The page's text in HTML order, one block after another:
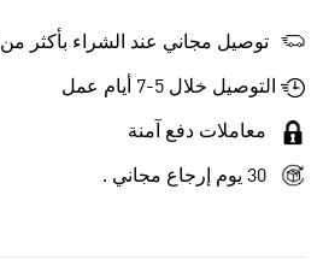
توصيل مجاني عند الشراء بأكثر من 55 .د.ب‎
التوصيل خلال 5-7 أيام عمل
معاملات دفع آمنة